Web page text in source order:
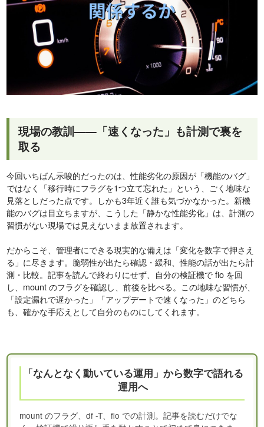
現場の教訓——「速くなった」も計測で裏を
取る
今回いちばん示唆的だったのは、性能劣化の原因が「機能のバグ」
ではなく「移行時にフラグを1つ立て忘れた」という、ごく地味な
見落としだった点です。しかも3年近く誰も気づかなかった。新機
能のバグは目立ちますが、こうした「静かな性能劣化」は、計測の
習慣がない現場では見えないまま放置されます。
だからこそ、管理者にできる現実的な備えは「変化を数字で押さえ
る」に尽きます。脆弱性が出たら確認・緩和、性能の話が出たら計
測・比較。記事を読んで終わりにせず、自分の検証機で fio を回
し、mount のフラグを確認し、前後を比べる。この地味な習慣が、
「設定漏れで遅かった」「アップデートで速くなった」のどちら
も、確かな手応えとして自分のものにしてくれます。
「なんとなく動いている運用」から数字で語れる
運用へ
mount のフラグ、df -T、fio での計測。記事を読むだけでな